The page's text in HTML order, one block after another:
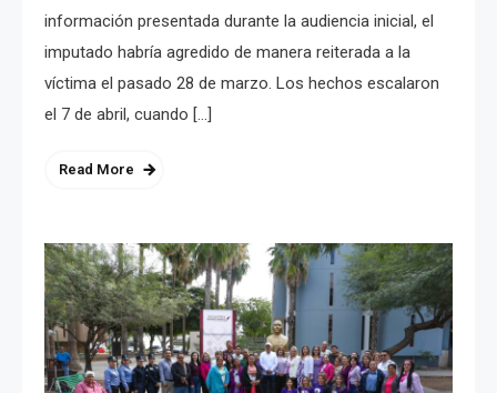
información presentada durante la audiencia inicial, el
imputado habría agredido de manera reiterada a la
víctima el pasado 28 de marzo. Los hechos escalaron
el 7 de abril, cuando […]
Read More